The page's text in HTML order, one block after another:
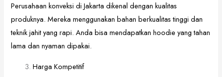
Perusahaan konveksi di Jakarta dikenal dengan kualitas
produknya. Mereka menggunakan bahan berkualitas tinggi dan
teknik jahit yang rapi. Anda bisa mendapatkan hoodie yang tahan
lama dan nyaman dipakai.
Harga Kompetitif